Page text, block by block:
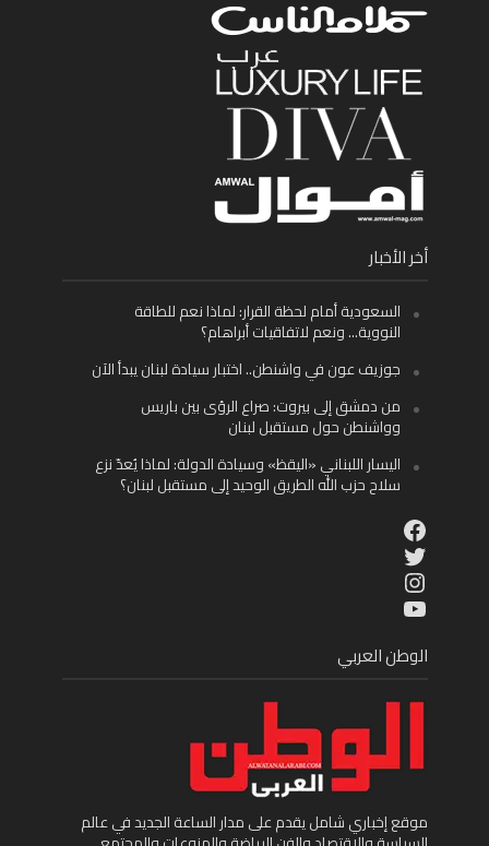
أخر الأخبار
السعودية أمام لحظة القرار: لماذا نعم للطاقة
النووية… ونعم لاتفاقيات أبراهام؟
جوزيف عون في واشنطن.. اختبار سيادة لبنان يبدأ الآن
من دمشق إلى بيروت: صراع الرؤى بين باريس
وواشنطن حول مستقبل لبنان
اليسار اللبناني «اليقظ» وسيادة الدولة: لماذا يُعدّ نزع
سلاح حزب الله الطريق الوحيد إلى مستقبل لبنان؟
Facebook
Twitter
Instagram
YouTube
الوطن العربي
موقع إخباري شامل يقدم على مدار الساعة الجديد في عالم